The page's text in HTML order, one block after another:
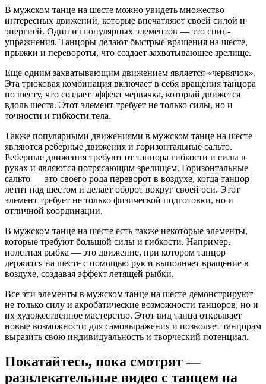
В мужском танце на шесте можно увидеть множество
интересных движений, которые впечатляют своей силой и
энергией. Один из популярных элементов — это спин-
упражнения. Танцоры делают быстрые вращения на шесте,
прыжки и перевороты, что создает захватывающее зрелище.
Еще одним захватывающим движением является «червячок».
Эта трюковая комбинация включает в себя вращения танцора
по шесту, что создает эффект червячка, который движется
вдоль шеста. Этот элемент требует не только силы, но и
точности и гибкости тела.
Также популярными движениями в мужском танце на шесте
являются реберные движения и горизонтальные сальто.
Реберные движения требуют от танцора гибкости и силы в
руках и являются потрясающим зрелищем. Горизонтальные
сальто — это своего рода переворот в воздухе, когда танцор
летит над шестом и делает оборот вокруг своей оси. Этот
элемент требует не только физической подготовки, но и
отличной координации.
В мужском танце на шесте есть также некоторые элементы,
которые требуют большой силы и гибкости. Например,
полетная рыбка — это движение, при котором танцор
держится на шесте с помощью рук и выполняет вращение в
воздухе, создавая эффект летящей рыбки.
Все эти элементы в мужском танце на шесте демонстрируют
не только силу и акробатические возможности танцоров, но и
их художественное мастерство. Этот вид танца открывает
новые возможности для самовыражения и позволяет танцорам
выразить свою индивидуальность и творческий потенциал.
Покатайтесь, пока смотрят —
развлекательные видео с танцем на